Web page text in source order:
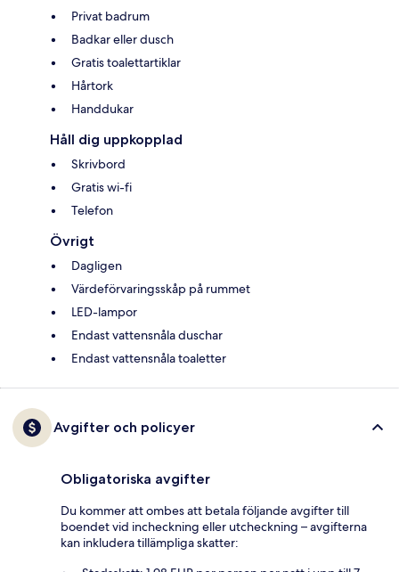
Privat badrum
Badkar eller dusch
Gratis toalettartiklar
Hårtork
Handdukar
Håll dig uppkopplad
Skrivbord
Gratis wi-fi
Telefon
Övrigt
Dagligen
Värdeförvaringsskåp på rummet
LED-lampor
Endast vattensnåla duschar
Endast vattensnåla toaletter
Avgifter och policyer
Obligatoriska avgifter
Du kommer att ombes att betala följande avgifter till
boendet vid incheckning eller utcheckning – avgifterna
kan inkludera tillämpliga skatter: